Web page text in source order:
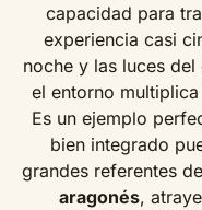
capacidad para
experiencia casi
noche y las luces
el entorno
Es un ejemplo
bien integrado
grandes referentes
aragonés,